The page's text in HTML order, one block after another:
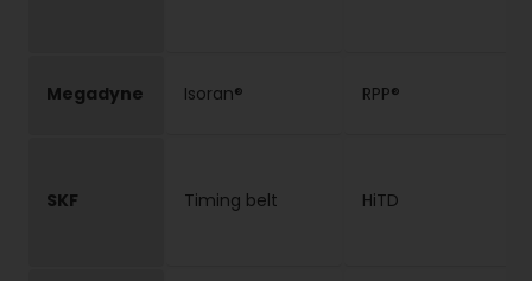
Megadyne Isoran® RPP®
SKF Timing belt HiTD